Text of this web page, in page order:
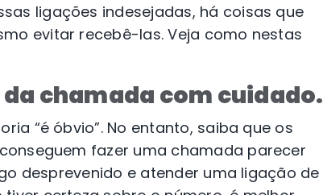
ligações indesejadas, há coisas que
evitar recebê-las. Veja como nestas
chamada com cuidado.
“é óbvio”. No entanto, saiba que os
fazer uma chamada parecer
desprevenido e atender uma ligação de